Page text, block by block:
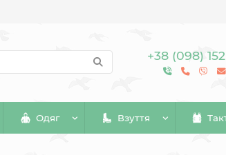
+38 (098)
Одяг Взуття